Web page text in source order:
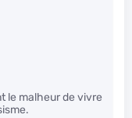
le malheur de vivre